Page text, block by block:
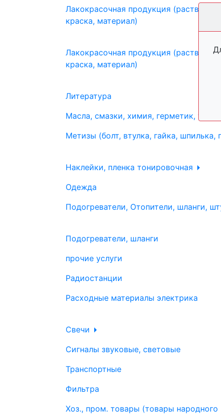
Лакокрасочная продукция
краска, материал)
Лакокрасочная продукция
краска, материал)
Литература
Масла, смазки, химия, герметик,
Метизы (болт, втулка, гайка, шпилька,
Наклейки, пленка тонировочная
Одежда
Подогреватели, Отопители, шланги,
Подогреватели, шланги
прочие услуги
Радиостанции
Расходные материалы электрика
Свечи
Сигналы звуковые, световые
Транспортные
Фильтра
Хоз., пром. товары (товары народного